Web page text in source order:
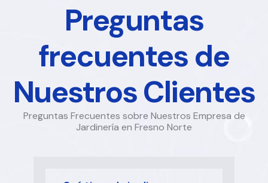
Preguntas
frecuentes de
Nuestros Clientes
Preguntas Frecuentes sobre Nuestros Empresa de
Jardinería en Fresno Norte